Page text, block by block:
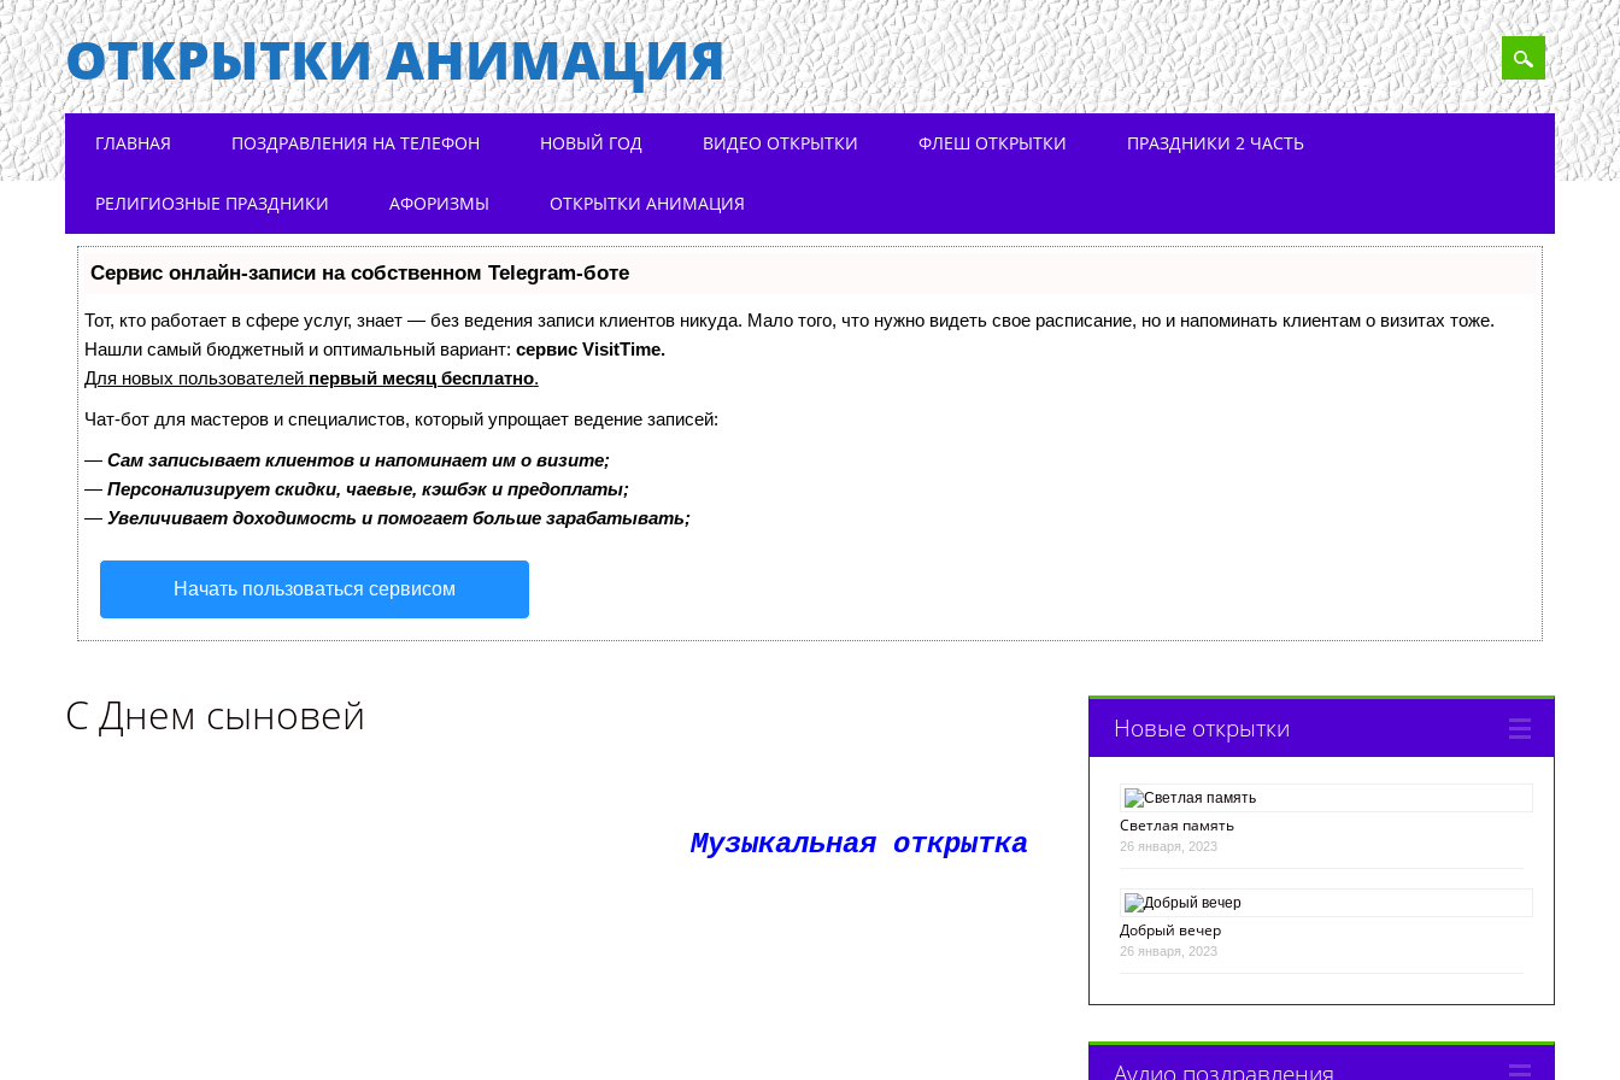
ОТКРЫТКИ АНИМАЦИЯ
Main menu
Skip to content
ГЛАВНАЯ ПОЗДРАВЛЕНИЯ НА ТЕЛЕФОН НОВЫЙ ГОД ВИДЕО ОТКРЫТКИ ФЛЕШ ОТКРЫТКИ ПРАЗДНИКИ 2 ЧАСТЬ
РЕЛИГИОЗНЫЕ ПРАЗДНИКИ АФОРИЗМЫ ОТКРЫТКИ АНИМАЦИЯ
Сервис онлайн-записи на собственном Telegram-боте
Тот, кто работает в сфере услуг, знает — без ведения записи клиентов никуда. Мало того, что нужно видеть свое расписание, но и напоминать клиентам о визитах тоже.
Нашли самый бюджетный и оптимальный вариант: сервис VisitTime.
Для новых пользователей первый месяц бесплатно.
Чат-бот для мастеров и специалистов, который упрощает ведение записей:
— Сам записывает клиентов и напоминает им о визите;
— Персонализирует скидки, чаевые, кэшбэк и предоплаты;
— Увеличивает доходимость и помогает больше зарабатывать;
Начать пользоваться сервисом
С Днем сыновей
Музыкальная открытка
Новые открытки
Светлая память
26 января, 2023
Добрый вечер
26 января, 2023
Аудио поздравления